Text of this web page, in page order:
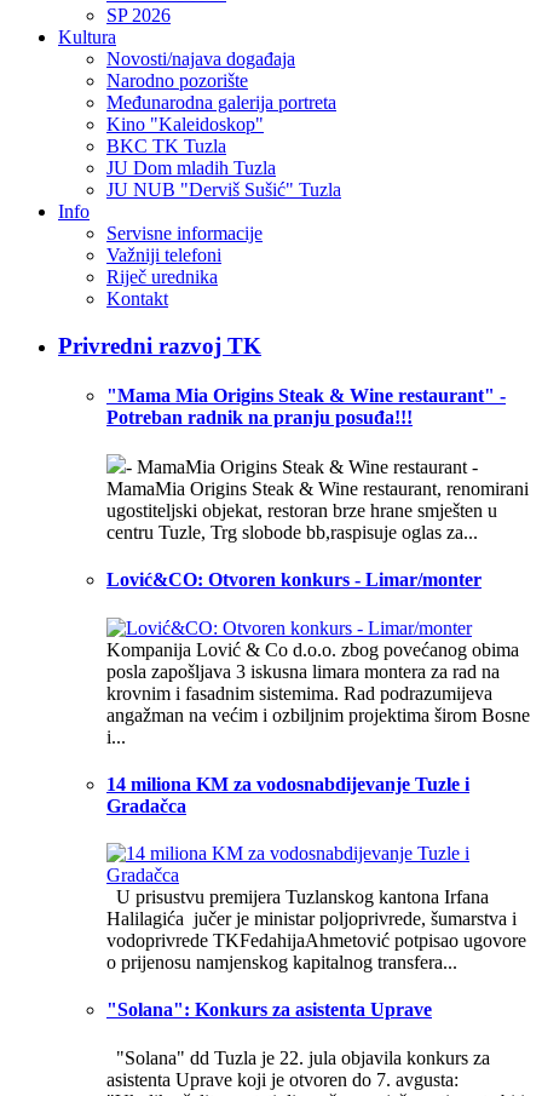
SP 2026
Kultura
Novosti/najava događaja
Narodno pozorište
Međunarodna galerija portreta
Kino "Kaleidoskop"
BKC TK Tuzla
JU Dom mladih Tuzla
JU NUB "Derviš Sušić" Tuzla
Info
Servisne informacije
Važniji telefoni
Riječ urednika
Kontakt
Privredni razvoj TK
"Mama Mia Origins Steak & Wine restaurant" -
Potreban radnik na pranju posuđa!!!
- MamaMia Origins Steak & Wine restaurant -
MamaMia Origins Steak & Wine restaurant, renomirani
ugostiteljski objekat, restoran brze hrane smješten u
centru Tuzle, Trg slobode bb,raspisuje oglas za...
Lović&CO: Otvoren konkurs - Limar/monter
Kompanija Lović & Co d.o.o. zbog povećanog obima
posla zapošljava 3 iskusna limara montera za rad na
krovnim i fasadnim sistemima. Rad podrazumijeva
angažman na većim i ozbiljnim projektima širom Bosne
i...
14 miliona KM za vodosnabdijevanje Tuzle i
Gradačca
U prisustvu premijera Tuzlanskog kantona Irfana
Halilagića jučer je ministar poljoprivrede, šumarstva i
vodoprivrede TKFedahijaAhmetović potpisao ugovore
o prijenosu namjenskog kapitalnog transfera...
"Solana": Konkurs za asistenta Uprave
"Solana" dd Tuzla je 22. jula objavila konkurs za
asistenta Uprave koji je otvoren do 7. avgusta: